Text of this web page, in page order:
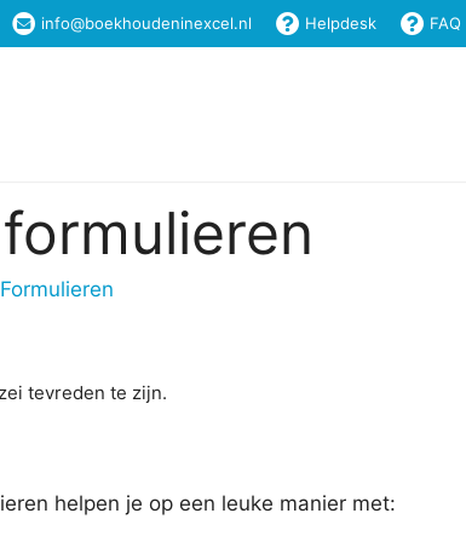
info@boekhoudeninexcel.nl Helpdesk FAQ
Formulieren
tevreden te zijn.
helpen je op een leuke manier met: